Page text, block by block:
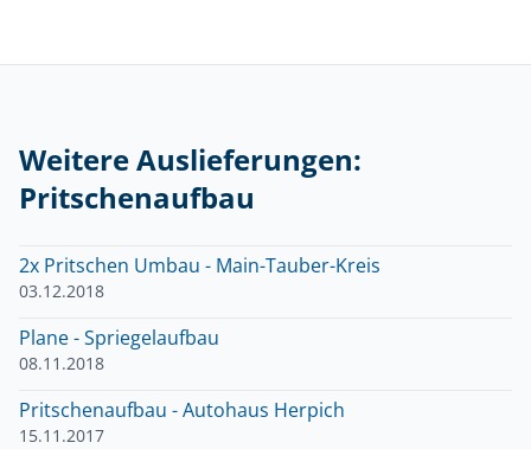
Weitere Auslieferungen:
Pritschenaufbau
2x Pritschen Umbau - Main-Tauber-Kreis
03.12.2018
Plane - Spriegelaufbau
08.11.2018
Pritschenaufbau - Autohaus Herpich
15.11.2017